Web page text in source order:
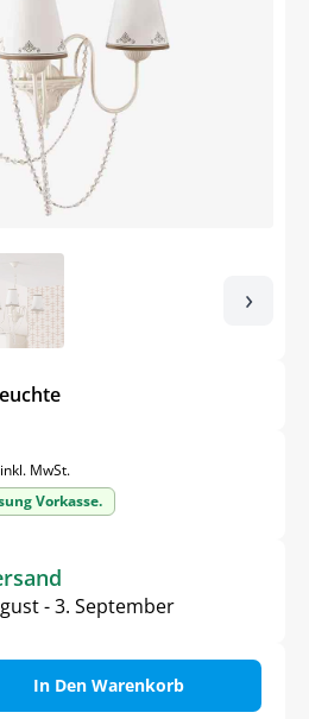
›
inkl. MwSt.
Vorkasse.
- 3. September
In Den Warenkorb